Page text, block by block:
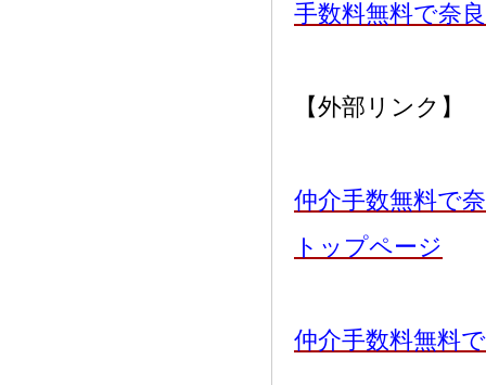
手数料無料で奈
【外部リンク】
仲介手数無料で
トップページ
仲介手数料無料